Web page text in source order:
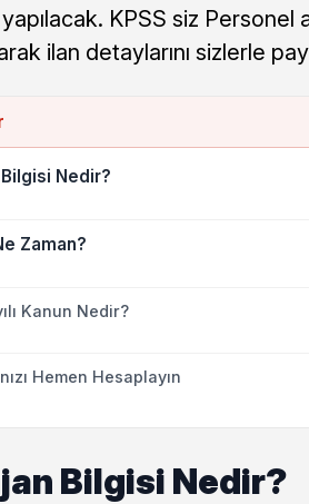
yapılacak. KPSS siz Personel
ilan detaylarını sizlerle
Nedir?
Zaman?
Kanun Nedir?
Hemen Hesaplayın
Bilgisi Nedir?